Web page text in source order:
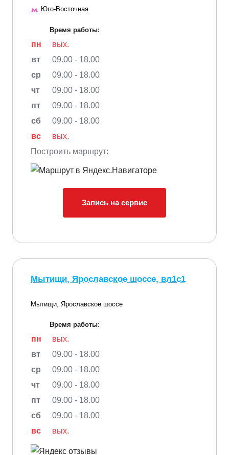
Юго-Восточная
Время работы:
пн
вых.
вт
09.00 - 18.00
ср
09.00 - 18.00
чт
09.00 - 18.00
пт
09.00 - 18.00
сб
09.00 - 18.00
вс
вых.
Построить маршрут:
Запись на сервис
Мытищи, Ярославское шоссе, вл1с1
Мытищи, Ярославское шоссе
Время работы:
пн
вых.
вт
09.00 - 18.00
ср
09.00 - 18.00
чт
09.00 - 18.00
пт
09.00 - 18.00
сб
09.00 - 18.00
вс
вых.